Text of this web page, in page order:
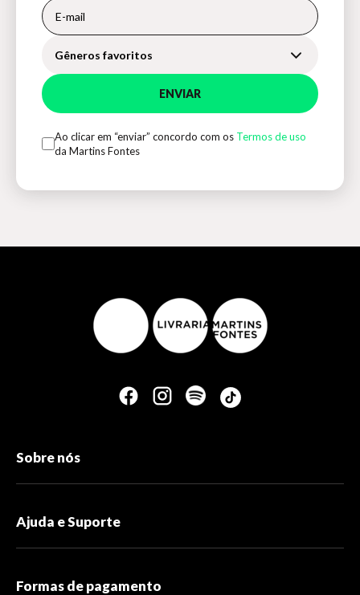
Gêneros favoritos
ENVIAR
Ao clicar em “enviar” concordo com os Termos de uso
da Martins Fontes
Sobre nós
Ajuda e Suporte
Formas de pagamento